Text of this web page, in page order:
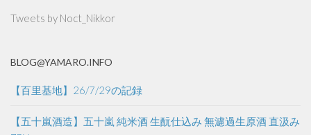
Tweets by Noct_Nikkor
BLOG@YAMARO.INFO
【百里基地】26/7/29の記録
【五十嵐酒造】五十嵐 純米酒 生酛仕込み 無濾過生原酒 直汲み